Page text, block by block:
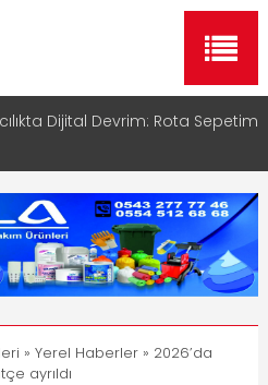
Bölge Müdürü Makam Koltuğunu
ile Google ve Yapay Zeka
Aramalarında Öne Çıkın
Esnaf Rehberi Hizmete Girdi
Yayın Hayatına Başladı | Hızlı ve
Akıllı Haber Platformu
Dijital Devrim: Rota Sepetim
» Yerel Haberler» 2026’da
ayrıldı